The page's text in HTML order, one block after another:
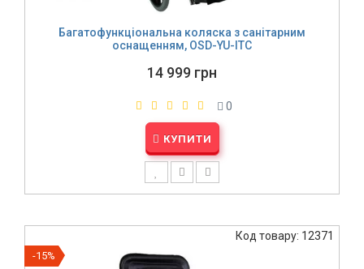
Багатофункціональна коляска з санітарним
оснащенням, OSD-YU-ITC
14 999 грн
0
КУПИТИ
Код товару: 12371
-15%